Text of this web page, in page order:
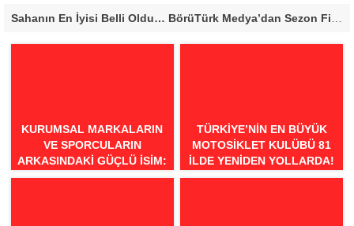
KURUMSAL MARKALARIN
VE SPORCULARIN
ARKASINDAKI GÜÇLÜ İSIM:
COACH İDA DORUK
TÜRKIYE’NIN EN BÜYÜK
MOTOSIKLET KULÜBÜ 81
İLDE YENIDEN YOLLARDA!